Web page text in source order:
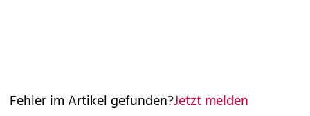
Fehler im Artikel gefunden?Jetzt melden